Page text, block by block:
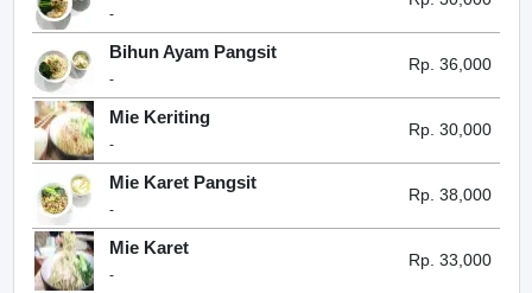
-
Bihun Ayam Pangsit
-
Rp. 36,000
Mie Keriting
-
Rp. 30,000
Mie Karet Pangsit
-
Rp. 38,000
Mie Karet
-
Rp. 33,000